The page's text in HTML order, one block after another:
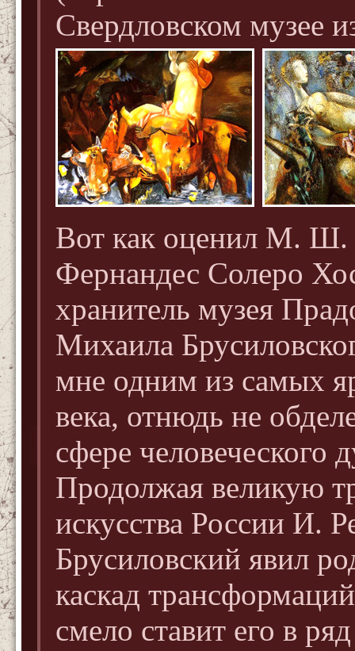
Свердловском музее
Вот как оценил М. Ш.
Фернандес Солеро
хранитель музея
Михаила
мне одним из самых
века, отнюдь не
сфере человеческого
Продолжая великую
искусства России И.
Брусиловский явил
каскад
смело ставит его в